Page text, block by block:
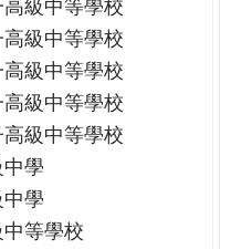
級中等學校
級中等學校
級中等學校
級中等學校
級中等學校
學
學
等學校